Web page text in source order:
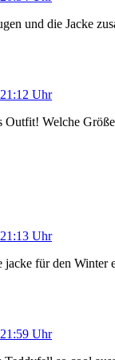
und die Jacke
Uhr
Welche
Uhr
für den Winter
Uhr